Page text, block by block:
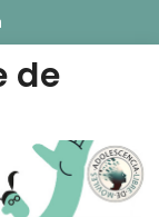
de